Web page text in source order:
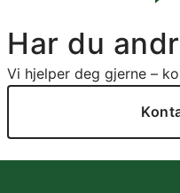
Har du
Vi hjelper deg gjerne –